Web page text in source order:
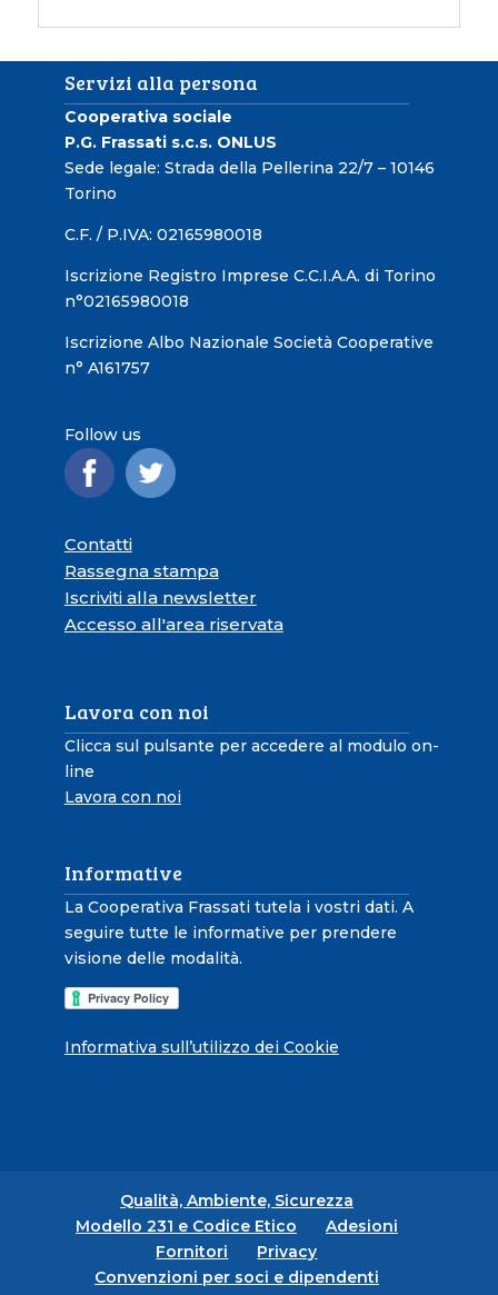
Servizi alla persona
Cooperativa sociale
P.G. Frassati s.c.s. ONLUS
Sede legale: Strada della Pellerina 22/7 – 10146
Torino
C.F. / P.IVA: 02165980018
Iscrizione Registro Imprese C.C.I.A.A. di Torino
n°02165980018
Iscrizione Albo Nazionale Società Cooperative
n° A161757
Follow us
Contatti
Rassegna stampa
Iscriviti alla newsletter
Accesso all'area riservata
Lavora con noi
Clicca sul pulsante per accedere al modulo on-
line
Lavora con noi
Informative
La Cooperativa Frassati tutela i vostri dati. A
seguire tutte le informative per prendere
visione delle modalità.
Informativa sull’utilizzo dei Cookie
Qualità, Ambiente, Sicurezza
Modello 231 e Codice Etico
Adesioni
Fornitori
Privacy
Convenzioni per soci e dipendenti